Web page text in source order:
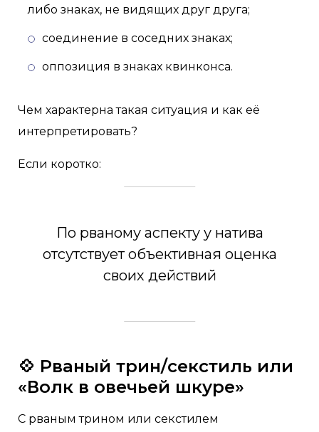
либо знаках, не видящих друг друга;
соединение в соседних знаках;
оппозиция в знаках квинконса.
Чем характерна такая ситуация и как её
интерпретировать?
Если коротко:
По рваному аспекту у натива
отсутствует объективная оценка
своих действий
💠 Рваный трин/секстиль или
«Волк в овечьей шкуре»
С рваным трином или секстилем